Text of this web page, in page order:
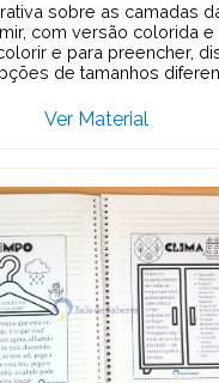
sobre as camadas
com versão colorida
e para preencher,
de tamanhos
Ver Material